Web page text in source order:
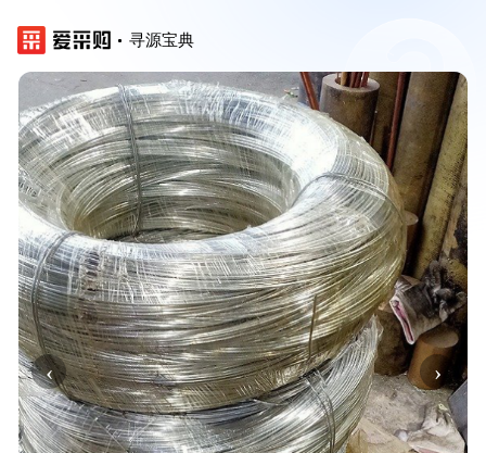
寻源宝典
‹ ›